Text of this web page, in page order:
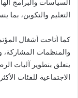
السياسات والبرامج
التعليم والتكوين، بما
كما أتاحت أشغال
والمنظمات
يتعلق بتطوير آليات
الاجتماعية للفئات